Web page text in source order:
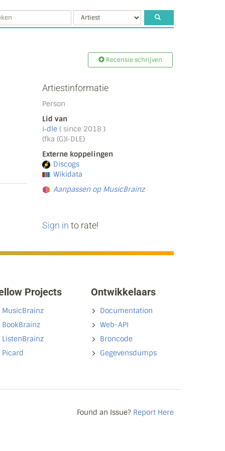
Recensie schrijven
Artiestinformatie
Person
Lid van
i‐dle ( since 2018 )
(fka (G)I‐DLE)
Externe koppelingen
Discogs
Wikidata
Aanpassen op MusicBrainz
Sign in to rate!
Projects
MusicBrainz
BookBrainz
ListenBrainz
Picard
Ontwikkelaars
Documentation
Web-API
Broncode
Gegevensdumps
Found an Issue? Report Here